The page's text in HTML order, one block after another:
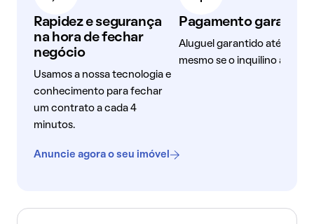
Rapidez e segurança
na hora de fechar
negócio
Usamos a nossa tecnologia e
conhecimento para fechar
um contrato a cada 4
minutos.
Pagamento
Aluguel garantido até o dia
mesmo se o inquilino atrasar.
Anuncie agora o seu imóvel